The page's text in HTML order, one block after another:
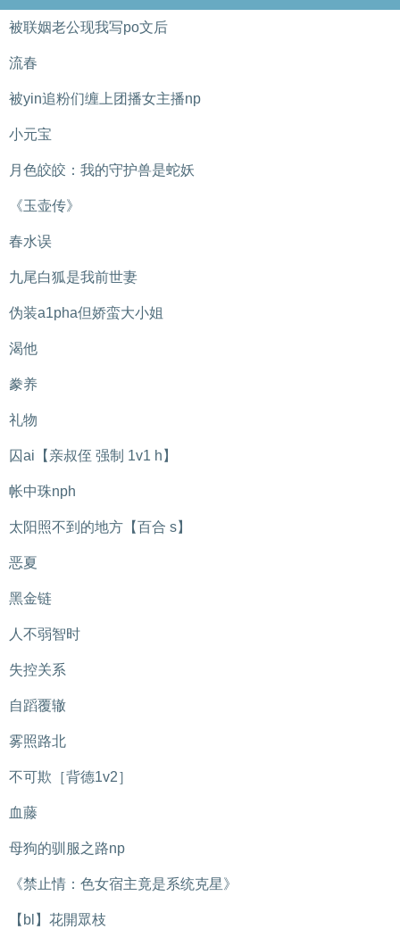
被联姻老公现我写po文后
流春
被yin追粉们缠上团播女主播np
小元宝
月色皎皎：我的守护兽是蛇妖
《玉壶传》
春水误
九尾白狐是我前世妻
伪装a1pha但娇蛮大小姐
渴他
豢养
礼物
囚ai【亲叔侄 强制 1v1 h】
帐中珠nph
太阳照不到的地方【百合 s】
恶夏
黑金链
人不弱智时
失控关系
自蹈覆辙
雾照路北
不可欺［背德1v2］
血藤
母狗的驯服之路np
《禁止情：色女宿主竟是系统克星》
【bl】花開眾枝